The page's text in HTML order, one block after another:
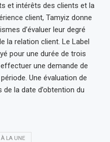
et intérêts des clients et la
client, Tamyiz donne
d’évaluer leur degré
la relation client. Le Label
pour une durée de trois
une demande de
Une évaluation de
la date d’obtention du
LA UNE